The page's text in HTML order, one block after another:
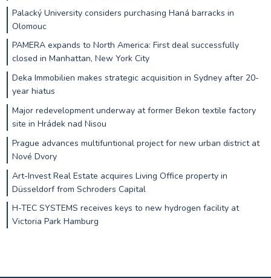
Palacký University considers purchasing Haná barracks in
Olomouc
PAMERA expands to North America: First deal successfully
closed in Manhattan, New York City
Deka Immobilien makes strategic acquisition in Sydney after 20-
year hiatus
Major redevelopment underway at former Bekon textile factory
site in Hrádek nad Nisou
Prague advances multifuntional project for new urban district at
Nové Dvory
Art-Invest Real Estate acquires Living Office property in
Düsseldorf from Schroders Capital
H-TEC SYSTEMS receives keys to new hydrogen facility at
Victoria Park Hamburg